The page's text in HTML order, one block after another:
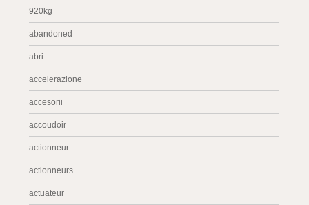
920kg
abandoned
abri
accelerazione
accesorii
accoudoir
actionneur
actionneurs
actuateur